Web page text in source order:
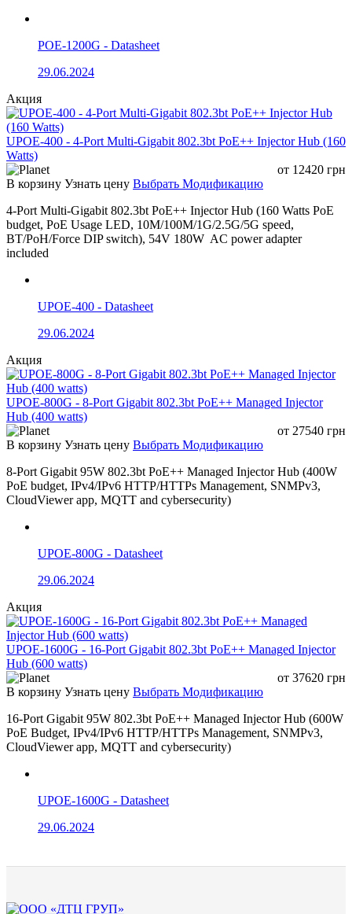
POE-1200G - Datasheet
29.06.2024
Акция
UPOE-400 - 4-Port Multi-Gigabit 802.3bt PoE++ Injector Hub (160
Watts)
от 12420 грн
В корзину Узнать цену Выбрать Модификацию
4-Port Multi-Gigabit 802.3bt PoE++ Injector Hub (160 Watts PoE
budget, PoE Usage LED, 10M/100M/1G/2.5G/5G speed,
BT/PoH/Force DIP switch), 54V 180W AC power adapter
included
UPOE-400 - Datasheet
29.06.2024
Акция
UPOE-800G - 8-Port Gigabit 802.3bt PoE++ Managed Injector
Hub (400 watts)
от 27540 грн
В корзину Узнать цену Выбрать Модификацию
8-Port Gigabit 95W 802.3bt PoE++ Managed Injector Hub (400W
PoE budget, IPv4/IPv6 HTTP/HTTPs Management, SNMPv3,
CloudViewer app, MQTT and cybersecurity)
UPOE-800G - Datasheet
29.06.2024
Акция
UPOE-1600G - 16-Port Gigabit 802.3bt PoE++ Managed Injector
Hub (600 watts)
от 37620 грн
В корзину Узнать цену Выбрать Модификацию
16-Port Gigabit 95W 802.3bt PoE++ Managed Injector Hub (600W
PoE Budget, IPv4/IPv6 HTTP/HTTPs Management, SNMPv3,
CloudViewer app, MQTT and cybersecurity)
UPOE-1600G - Datasheet
29.06.2024